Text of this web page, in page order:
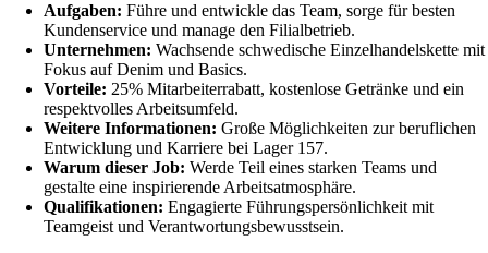
Aufgaben: Führe und entwickle das Team, sorge für besten
Kundenservice und manage den Filialbetrieb.
Unternehmen: Wachsende schwedische Einzelhandelskette mit
Fokus auf Denim und Basics.
Vorteile: 25% Mitarbeiterrabatt, kostenlose Getränke und ein
respektvolles Arbeitsumfeld.
Weitere Informationen: Große Möglichkeiten zur beruflichen
Entwicklung und Karriere bei Lager 157.
Warum dieser Job: Werde Teil eines starken Teams und
gestalte eine inspirierende Arbeitsatmosphäre.
Qualifikationen: Engagierte Führungspersönlichkeit mit
Teamgeist und Verantwortungsbewusstsein.